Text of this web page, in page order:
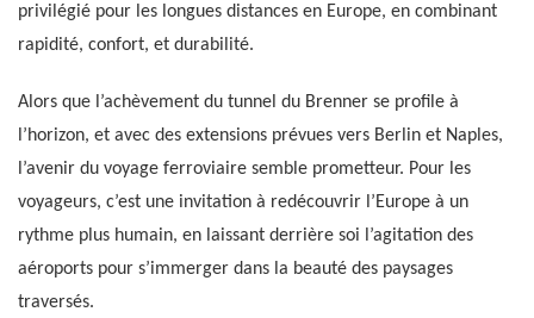
privilégié pour les longues distances en Europe, en combinant
rapidité, confort, et durabilité.
Alors que l’achèvement du tunnel du Brenner se profile à
l’horizon, et avec des extensions prévues vers Berlin et Naples,
l’avenir du voyage ferroviaire semble prometteur. Pour les
voyageurs, c’est une invitation à redécouvrir l’Europe à un
rythme plus humain, en laissant derrière soi l’agitation des
aéroports pour s’immerger dans la beauté des paysages
traversés.